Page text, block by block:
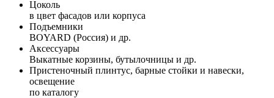
Цоколь
в цвет фасадов или корпуса
Подъемники
BOYARD (Россия) и др.
Аксессуары
Выкатные корзины, бутылочницы и др.
Пристеночный плинтус, барные стойки и навески,
освещение
по каталогу